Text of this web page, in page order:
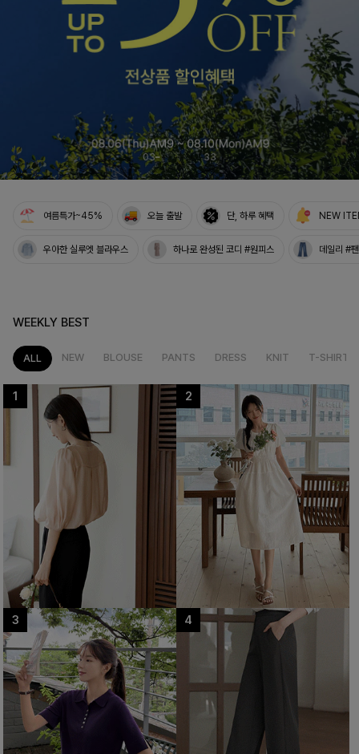
04 33
여름특가~45% 오늘 출발 단, 하루 혜택 NEW
우아한 실루엣 블라우스 하나로 완성된 코디 #원피스 데일리 #
WEEKLY BEST
ALL NEW BLOUSE PANTS DRESS KNIT T-SHIRT